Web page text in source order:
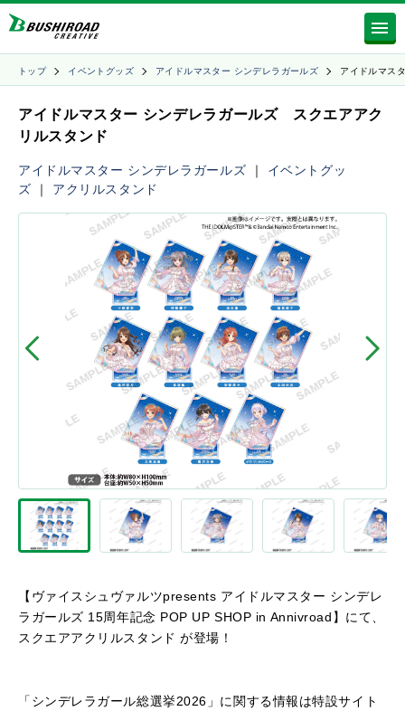
トップ イベントグッズ アイドルマスター シンデレラガールズ アイドルマス
アイドルマスター シンデレラガールズ スクエアアク
リルスタンド
アイドルマスター シンデレラガールズ ｜ イベントグッ
ズ ｜ アクリルスタンド
【ヴァイスシュヴァルツpresents アイドルマスター シンデレ
ラガールズ 15周年記念 POP UP SHOP in Annivroad】にて、
スクエアアクリルスタンド が登場！
「シンデレラガール総選挙2026」に関する情報は特設サイト